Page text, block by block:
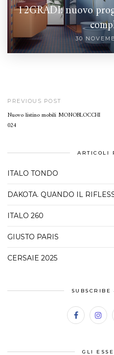
12GRADI: nuovo
30
PREVIOUS POST
Nuovo listino mobili MONOBLOCCHI
024
ARTICOLI
ITALO TONDO
DAKOTA. QUANDO IL
ITALO 260
GIUSTO PARIS
CERSAIE 2025
SUBSCRIBE
GLI